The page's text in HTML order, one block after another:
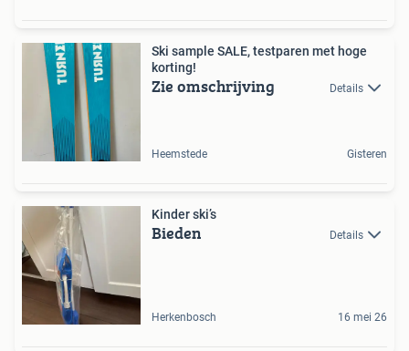
Ski sample SALE, testparen met hoge
korting!
Zie omschrijving Details
Heemstede Gisteren
Kinder ski’s
Bieden Details
Herkenbosch 16 mei 26